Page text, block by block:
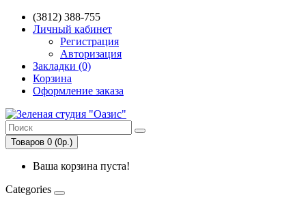
(3812) 388-755
Личный кабинет
Регистрация
Авторизация
Закладки (0)
Корзина
Оформление заказа
Товаров 0 (0р.)
Ваша корзина пуста!
Categories